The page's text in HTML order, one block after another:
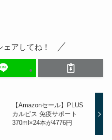
アしてね！
【Amazonセール】PLUS
カルピス 免疫サポート
370ml×24本が4776円